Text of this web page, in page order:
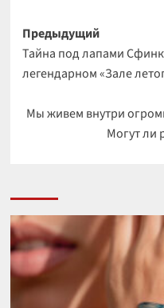
Навигация
записи
Предыдущий
Тайна под лапами
легендарном «Зале
Мы живем внутри
Могут ли